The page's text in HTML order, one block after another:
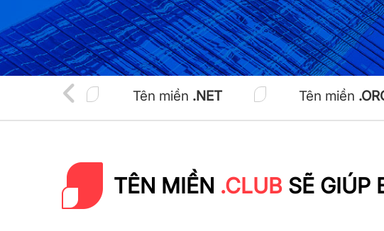
Tên miền .NET Tên miền
TÊN MIỀN .CLUB SẼ GIÚP